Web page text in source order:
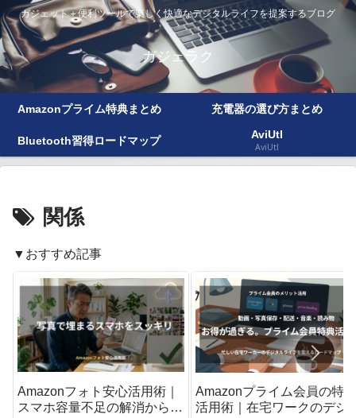
ガジェット＋便利ツールで楽しく快適なデジタルライフを提案するブログ
ガジェラク
Amazonプライム特典まとめ 充電器の選び方まとめ
Bluetooth習得ロードマップ AviUtl
AviUtl
関係
▼おすすめ記事
Amazonフォト安心活用術｜
スマホ容量不足の解消から削
Amazonプライム会員の特典
活用術｜在宅ワークのデジ